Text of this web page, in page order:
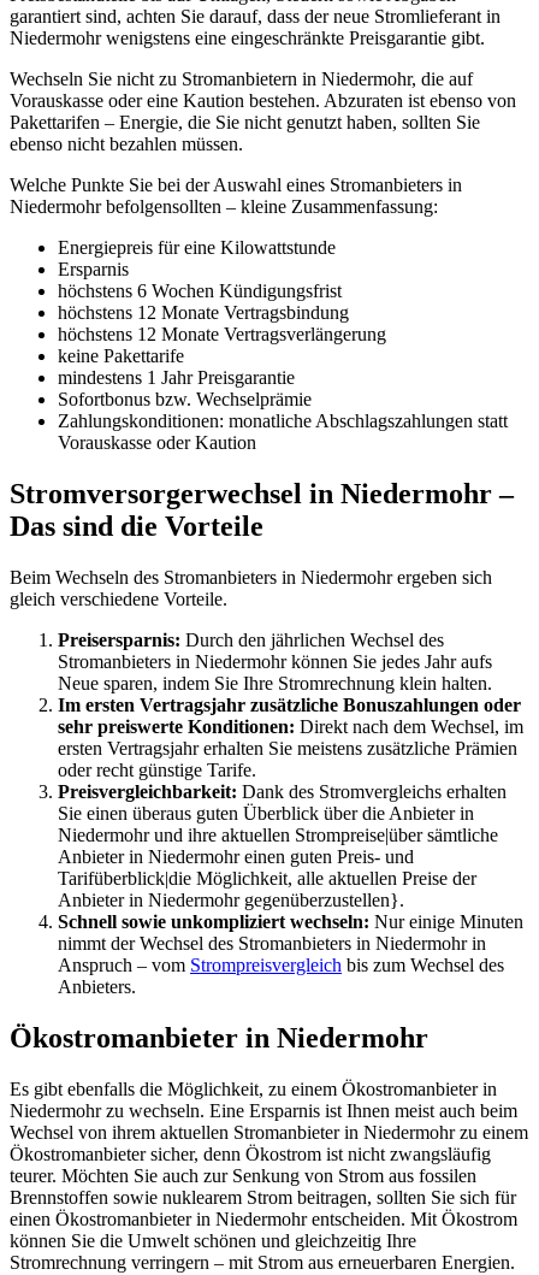
garantiert sind, achten Sie darauf, dass der neue Stromlieferant in
Niedermohr wenigstens eine eingeschränkte Preisgarantie gibt.
Wechseln Sie nicht zu Stromanbietern in Niedermohr, die auf
Vorauskasse oder eine Kaution bestehen. Abzuraten ist ebenso von
Pakettarifen – Energie, die Sie nicht genutzt haben, sollten Sie
ebenso nicht bezahlen müssen.
Welche Punkte Sie bei der Auswahl eines Stromanbieters in
Niedermohr befolgensollten – kleine Zusammenfassung:
Energiepreis für eine Kilowattstunde
Ersparnis
höchstens 6 Wochen Kündigungsfrist
höchstens 12 Monate Vertragsbindung
höchstens 12 Monate Vertragsverlängerung
keine Pakettarife
mindestens 1 Jahr Preisgarantie
Sofortbonus bzw. Wechselprämie
Zahlungskonditionen: monatliche Abschlagszahlungen statt
Vorauskasse oder Kaution
Stromversorgerwechsel in Niedermohr –
Das sind die Vorteile
Beim Wechseln des Stromanbieters in Niedermohr ergeben sich
gleich verschiedene Vorteile.
Preisersparnis: Durch den jährlichen Wechsel des
Stromanbieters in Niedermohr können Sie jedes Jahr aufs
Neue sparen, indem Sie Ihre Stromrechnung klein halten.
Im ersten Vertragsjahr zusätzliche Bonuszahlungen oder
sehr preiswerte Konditionen: Direkt nach dem Wechsel, im
ersten Vertragsjahr erhalten Sie meistens zusätzliche Prämien
oder recht günstige Tarife.
Preisvergleichbarkeit: Dank des Stromvergleichs erhalten
Sie einen überaus guten Überblick über die Anbieter in
Niedermohr und ihre aktuellen Strompreise|über sämtliche
Anbieter in Niedermohr einen guten Preis- und
Tarifüberblick|die Möglichkeit, alle aktuellen Preise der
Anbieter in Niedermohr gegenüberzustellen}.
Schnell sowie unkompliziert wechseln: Nur einige Minuten
nimmt der Wechsel des Stromanbieters in Niedermohr in
Anspruch – vom Strompreisvergleich bis zum Wechsel des
Anbieters.
Ökostromanbieter in Niedermohr
Es gibt ebenfalls die Möglichkeit, zu einem Ökostromanbieter in
Niedermohr zu wechseln. Eine Ersparnis ist Ihnen meist auch beim
Wechsel von ihrem aktuellen Stromanbieter in Niedermohr zu einem
Ökostromanbieter sicher, denn Ökostrom ist nicht zwangsläufig
teurer. Möchten Sie auch zur Senkung von Strom aus fossilen
Brennstoffen sowie nuklearem Strom beitragen, sollten Sie sich für
einen Ökostromanbieter in Niedermohr entscheiden. Mit Ökostrom
können Sie die Umwelt schönen und gleichzeitig Ihre
Stromrechnung verringern – mit Strom aus erneuerbaren Energien.